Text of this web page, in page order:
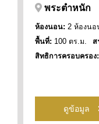
พระตำหนัก
ห้องนอน: 2 ห้องนอ
พื้นที่: 100 ตร.ม. ส
สิทธิการครอบครอง:
ดูข้อมูล